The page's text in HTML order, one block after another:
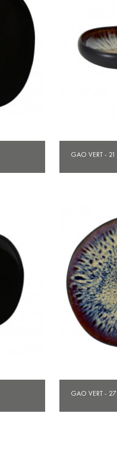

GAO VERT -

GAO VERT -